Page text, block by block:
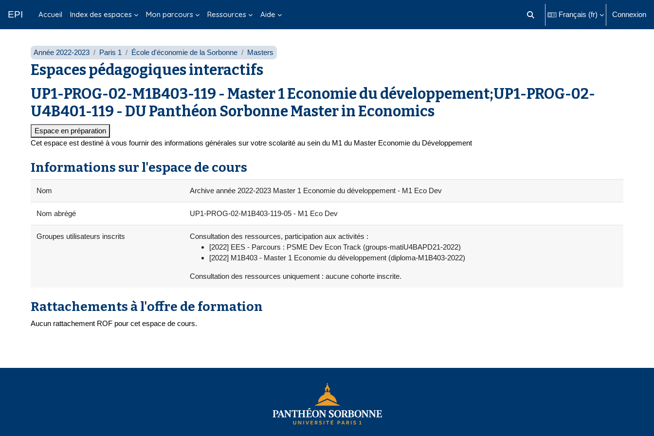
EPI Accueil Index des espaces Mon parcours Ressources Aide Activer/désactiver la saisie de
Français ‎(fr)‎ Connexion
Année 2022-2023 Paris 1 École d'économie de la Sorbonne Masters
Espaces pédagogiques interactifs
UP1-PROG-02-M1B403-119 - Master 1 Economie du développement;UP1-PROG-02-
U4B401-119 - DU Panthéon Sorbonne Master in Economics
Espace en préparation
Cet espace est destiné à vous fournir des informations générales sur votre scolarité au sein du M1 du Master Economie du Développement
Informations sur l'espace de cours
Nom Archive année 2022-2023 Master 1 Economie du développement - M1 Eco Dev
Nom abrégé UP1-PROG-02-M1B403-119-05 - M1 Eco Dev
Groupes utilisateurs inscrits
Consultation des ressources, participation aux activités :
[2022] EES - Parcours : PSME Dev Econ Track (groups-matiU4BAPD21-2022)
[2022] M1B403 - Master 1 Economie du développement (diploma-M1B403-2022)
Consultation des ressources uniquement : aucune cohorte inscrite.
Rattachements à l'offre de formation
Aucun rattachement ROF pour cet espace de cours.